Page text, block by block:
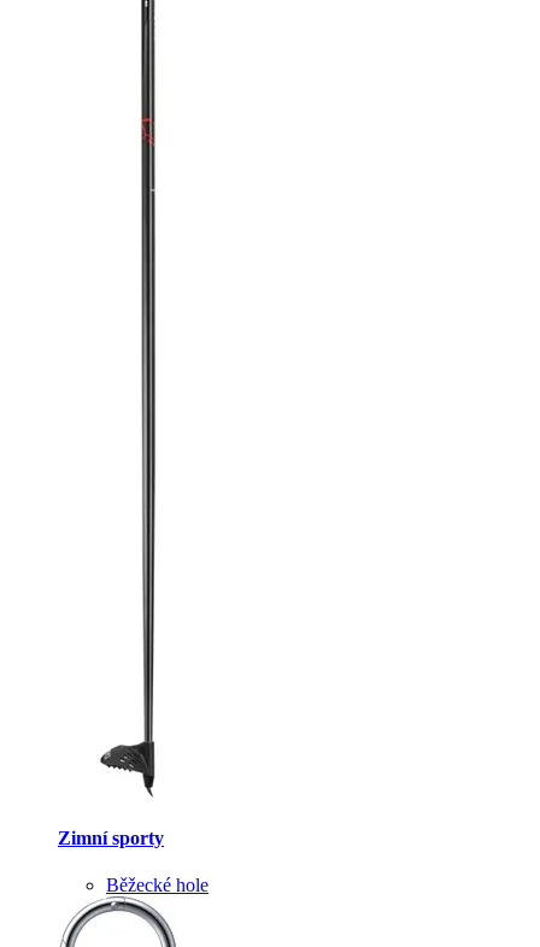
Zimní sporty
Běžecké hole